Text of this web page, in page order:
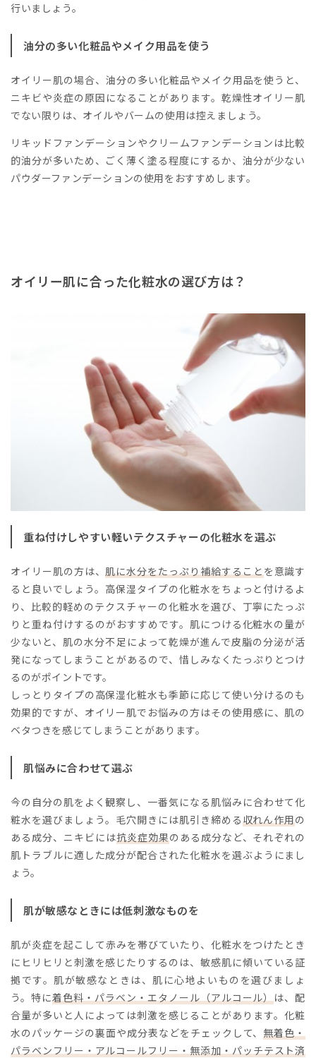
行いましょう。
油分の多い化粧品やメイク用品を使う
オイリー肌の場合、油分の多い化粧品やメイク用品を使うと、
ニキビや炎症の原因になることがあります。乾燥性オイリー肌
でない限りは、オイルやバームの使用は控えましょう。
リキッドファンデーションやクリームファンデーションは比較
的油分が多いため、ごく薄く塗る程度にするか、油分が少ない
パウダーファンデーションの使用をおすすめします。
オイリー肌に合った化粧水の選び方は？
重ね付けしやすい軽いテクスチャーの化粧水を選ぶ
オイリー肌の方は、 肌に水分をたっぷり補給すること を意識す
ると良いでしょう。高保湿タイプの化粧水をちょっと付けるよ
り、比較的軽めのテクスチャーの化粧水を選び、丁寧にたっぷ
りと重ね付けするのがおすすめです。肌につける化粧水の量が
少ないと、肌の水分不足によって乾燥が進んで皮脂の分泌が活
発になってしまうことがあるので、惜しみなくたっぷりとつけ
るのがポイントです。
しっとりタイプの高保湿化粧水も季節に応じて使い分けるのも
効果的ですが、オイリー肌でお悩みの方はその使用感に、肌の
ベタつきを感じてしまうことがあります。
肌悩みに合わせて選ぶ
今の自分の肌をよく観察し、一番気になる肌悩みに合わせて化
粧水を選びましょう。毛穴開きには肌引き締める 収れん作用の
ある成分、ニキビには抗炎症効果のある成分など、それぞれの
肌トラブルに適した成分が配合された化粧水を選ぶようにまし
ょう。
肌が敏感なときには低刺激なものを
肌が炎症を起こして赤みを帯びていたり、化粧水をつけたとき
にヒリヒリと刺激を感じたりするのは、敏感肌に傾いている証
拠です。肌が敏感なときは、肌に心地よいものを選びましょ
う。特に着色料・パラベン・エタノール（アルコール） は、配
合量が多いと人によっては刺激を感じることがあります。化粧
水のパッケージの裏面や成分表などをチェックして、 無着色・
パラベンフリー・アルコールフリー ・無添加・パッチテスト済